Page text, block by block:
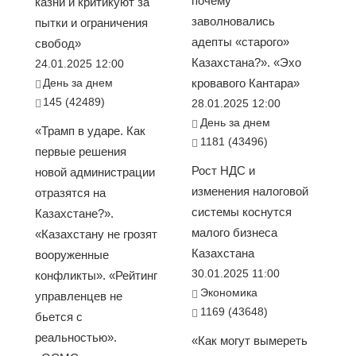
пытки и ограничения
свобод»
24.01.2025 12:00
День за днем
145 (42489)
«Трамп в ударе. Как
первые решения
новой администрации
отразятся на
Казахстане?».
«Казахстану не грозят
вооруженные
конфликты». «Рейтинг
управленцев не
бьется с
реальностью».
заволновались
адепты «старого»
Казахстана?». «Эхо
кровавого Кантара»
28.01.2025 12:00
День за днем
1181 (43496)
Рост НДС и
изменения налоговой
системы коснутся
малого бизнеса
Казахстана
30.01.2025 11:00
Экономика
1169 (43648)
«Как могут вымереть